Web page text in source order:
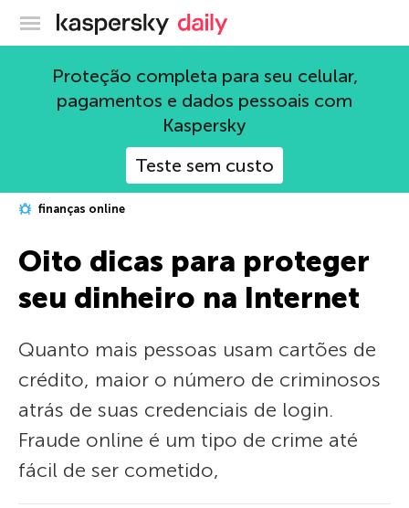
Blog oficial da Kaspersky
Proteção completa para seu celular,
pagamentos e dados pessoais com
Kaspersky
Teste sem custo
finanças online
Oito dicas para proteger
seu dinheiro na Internet
Quanto mais pessoas usam cartões de
crédito, maior o número de criminosos
atrás de suas credenciais de login.
Fraude online é um tipo de crime até
fácil de ser cometido,